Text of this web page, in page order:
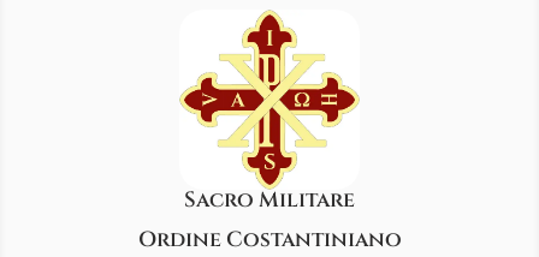
Sacro Militare
Ordine Costantiniano